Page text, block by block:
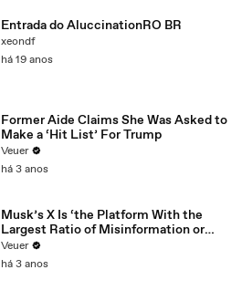
Entrada do AluccinationRO BR
xeondf
há 19 anos
Former Aide Claims She Was Asked to
Make a ‘Hit List’ For Trump
Veuer
há 3 anos
Musk’s X Is ‘the Platform With the
Largest Ratio of Misinformation or
Disinformation’ Amongst All Social
Media Platforms
Veuer
há 3 anos